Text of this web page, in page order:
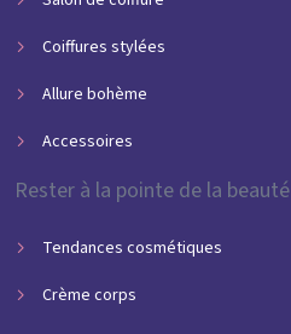
Coiffures stylées
Allure bohème
Accessoires
Rester à la pointe de la beauté
Tendances cosmétiques
Crème corps